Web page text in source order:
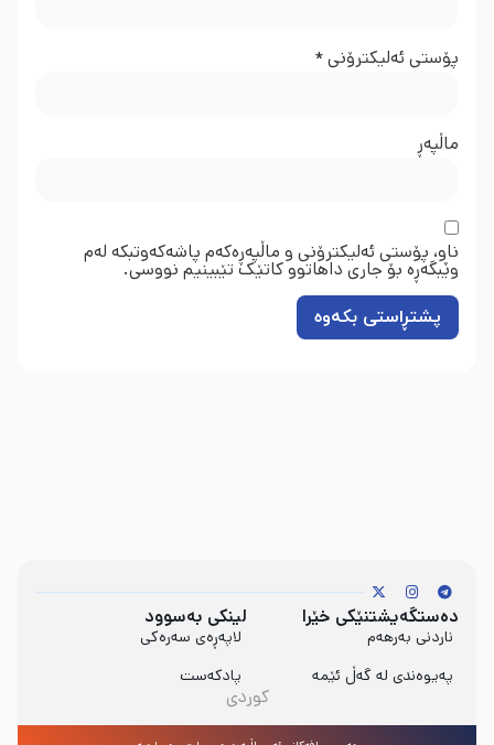
پۆستی ئەلیکترۆنی*
ماڵپه‌ڕ
ناو، پۆستی ئەلیکترۆنی و ماڵپەڕەکەم پاشەکەوتبکە لەم
وێبگەڕە بۆ جاری داهاتوو کاتێک تێبینیم نووسی.
دەستگەیشتنێکی خێرا
ناردنی بەرهەم
پەیوەندی لە گەڵ ئێمە
لینکی بەسوود
لاپەڕەی سەرەکی
پادکەست
کوردی